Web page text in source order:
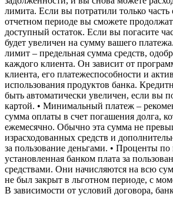
лимита. Если вы потратили только часть
отчетном периоде вы сможете
доступный остаток. Если вы погасите
будет увеличен на сумму вашего
лимит – предельная сумма средств,
каждого клиента. Он зависит от
клиента, его платежеспособности и
использования продуктов банка.
быть автоматически увеличен, если вы
картой. • Минимальный платеж –
сумма оплаты в счет погашения долга,
ежемесячно. Обычно эта сумма не
израсходованных средств и
за пользование деньгами. • Проценты по
установленная банком плата за
средствами. Они начисляются на всю
не был закрыт в льготном периоде, с
В зависимости от условий договора,